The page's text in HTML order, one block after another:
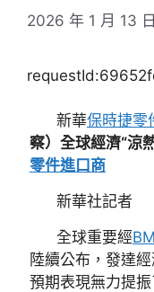
2026 年 1 月 13 日
新華保時捷零
察）全球經濟“涼
零件進口商
新華社記者
全球重要經
陸續公布，發達
預期表現無力提